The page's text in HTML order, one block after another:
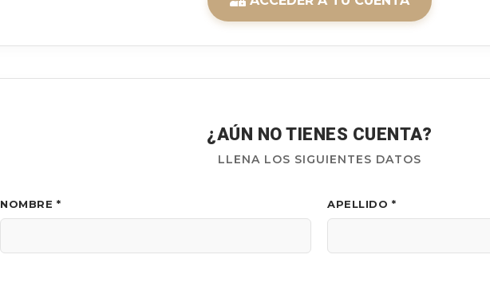
¿AÚN NO TIENES CUENTA?
LLENA LOS SIGUIENTES DATOS
NOMBRE * APELLIDO *